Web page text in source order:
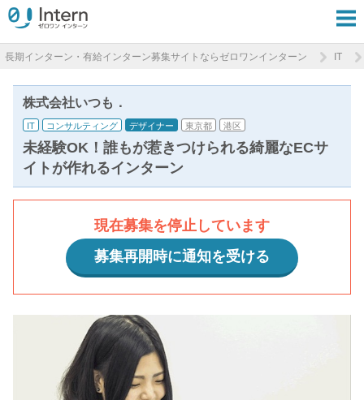
長期インターン・有給インターン募集サイトならゼロワンインターン IT
株式会社いつも．
IT コンサルティング デザイナー 東京都 港区
未経験OK！誰もが惹きつけられる綺麗なECサ
イトが作れるインターン
現在募集を停止しています
募集再開時に通知を受ける